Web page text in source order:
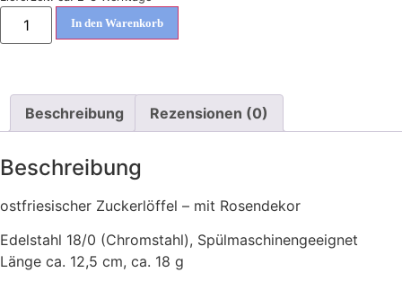
In den Warenkorb
Beschreibung Rezensionen (0)
Beschreibung
ostfriesischer Zuckerlöffel – mit Rosendekor
Edelstahl 18/0 (Chromstahl), Spülmaschinengeeignet
Länge ca. 12,5 cm, ca. 18 g